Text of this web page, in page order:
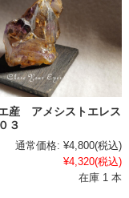
産 アメシストエレス
３
通常価格: ¥4,800(税込)
¥4,320(税込)
在庫 1 本